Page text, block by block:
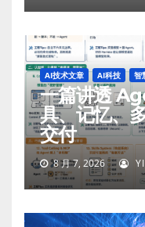
AI技术文章 AI科技 智
一篇讲透
具、记忆、
交付
8 月 7, 2026